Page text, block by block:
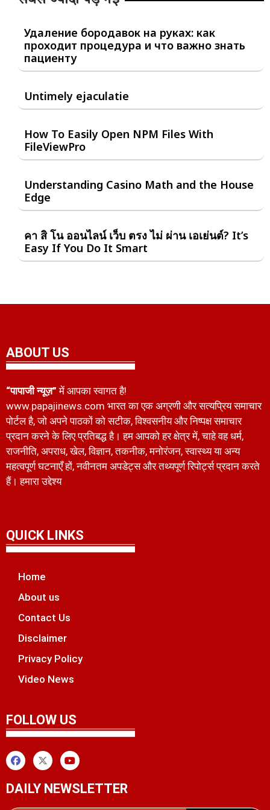
Удаление бородавок на руках: как
проходит процедура и что важно знать
пациенту
Untimely ejaculatie
How To Easily Open NPM Files With
FileViewPro
Understanding Casino Math and the House
Edge
คา สิ โน ออนไลน์ เว็บ ตรง ไม่ ผ่าน เอเย่นต์? It’s
Easy If You Do It Smart
ABOUT US
“पापाजी न्यूज़” में आपका स्वागत है!
www.papajinews.com भारत का एक अग्रणी और सत्यप्रिय समाचार
पोर्टल है, जो अपने पाठकों को सटीक, विश्वसनीय और निष्पक्ष समाचार
प्रदान करने के लिए प्रतिबद्ध है। हम आपको हर क्षेत्र में, चाहे वह धर्म,
राजनीति, अपराध, खेल, विज्ञान, तकनीक, मनोरंजन, स्वास्थ्य या अन्य
महत्वपूर्ण घटनाएँ हों, नवीनतम अपडेट्स और तथ्यपूर्ण रिपोर्ट्स प्रदान करते
हैं। हमारा उद्देश्य
QUICK LINKS
Home
About us
Contact Us
Disclaimer
Privacy Policy
Video News
FOLLOW US
DAILY NEWSLETTER